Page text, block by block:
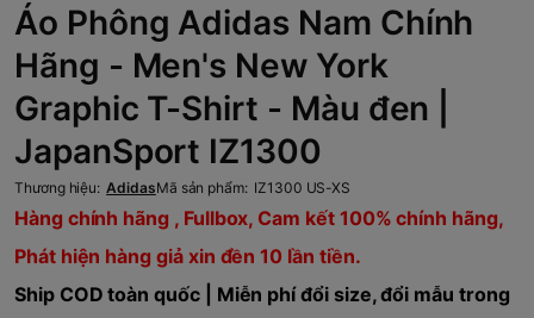
Áo Phông Adidas Nam Chính
Hãng - Men's New York
Graphic T-Shirt - Màu đen |
JapanSport IZ1300
Thương hiệu: AdidasMã sản phẩm: IZ1300 US-XS
Hàng chính hãng , Fullbox, Cam kết 100% chính hãng,
Phát hiện hàng giả xin đền 10 lần tiền.
Ship COD toàn quốc | Miễn phí đổi size, đổi mẫu trong